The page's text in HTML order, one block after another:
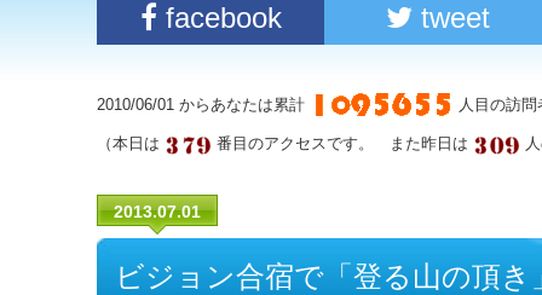
facebook tweet
2010/06/01 からあなたは累計 人目の訪
（本日は 番目のアクセスです。 また昨日は
2013.07.01
ビジョン合宿で「登る山の頂き